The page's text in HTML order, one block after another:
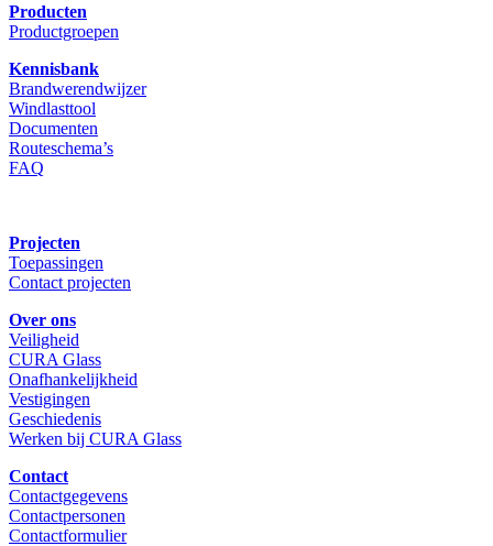
Producten
Productgroepen
Kennisbank
Brandwerendwijzer
Windlasttool
Documenten
Routeschema’s
FAQ
Projecten
Toepassingen
Contact projecten
Over ons
Veiligheid
CURA Glass
Onafhankelijkheid
Vestigingen
Geschiedenis
Werken bij CURA Glass
Contact
Contactgegevens
Contactpersonen
Contactformulier